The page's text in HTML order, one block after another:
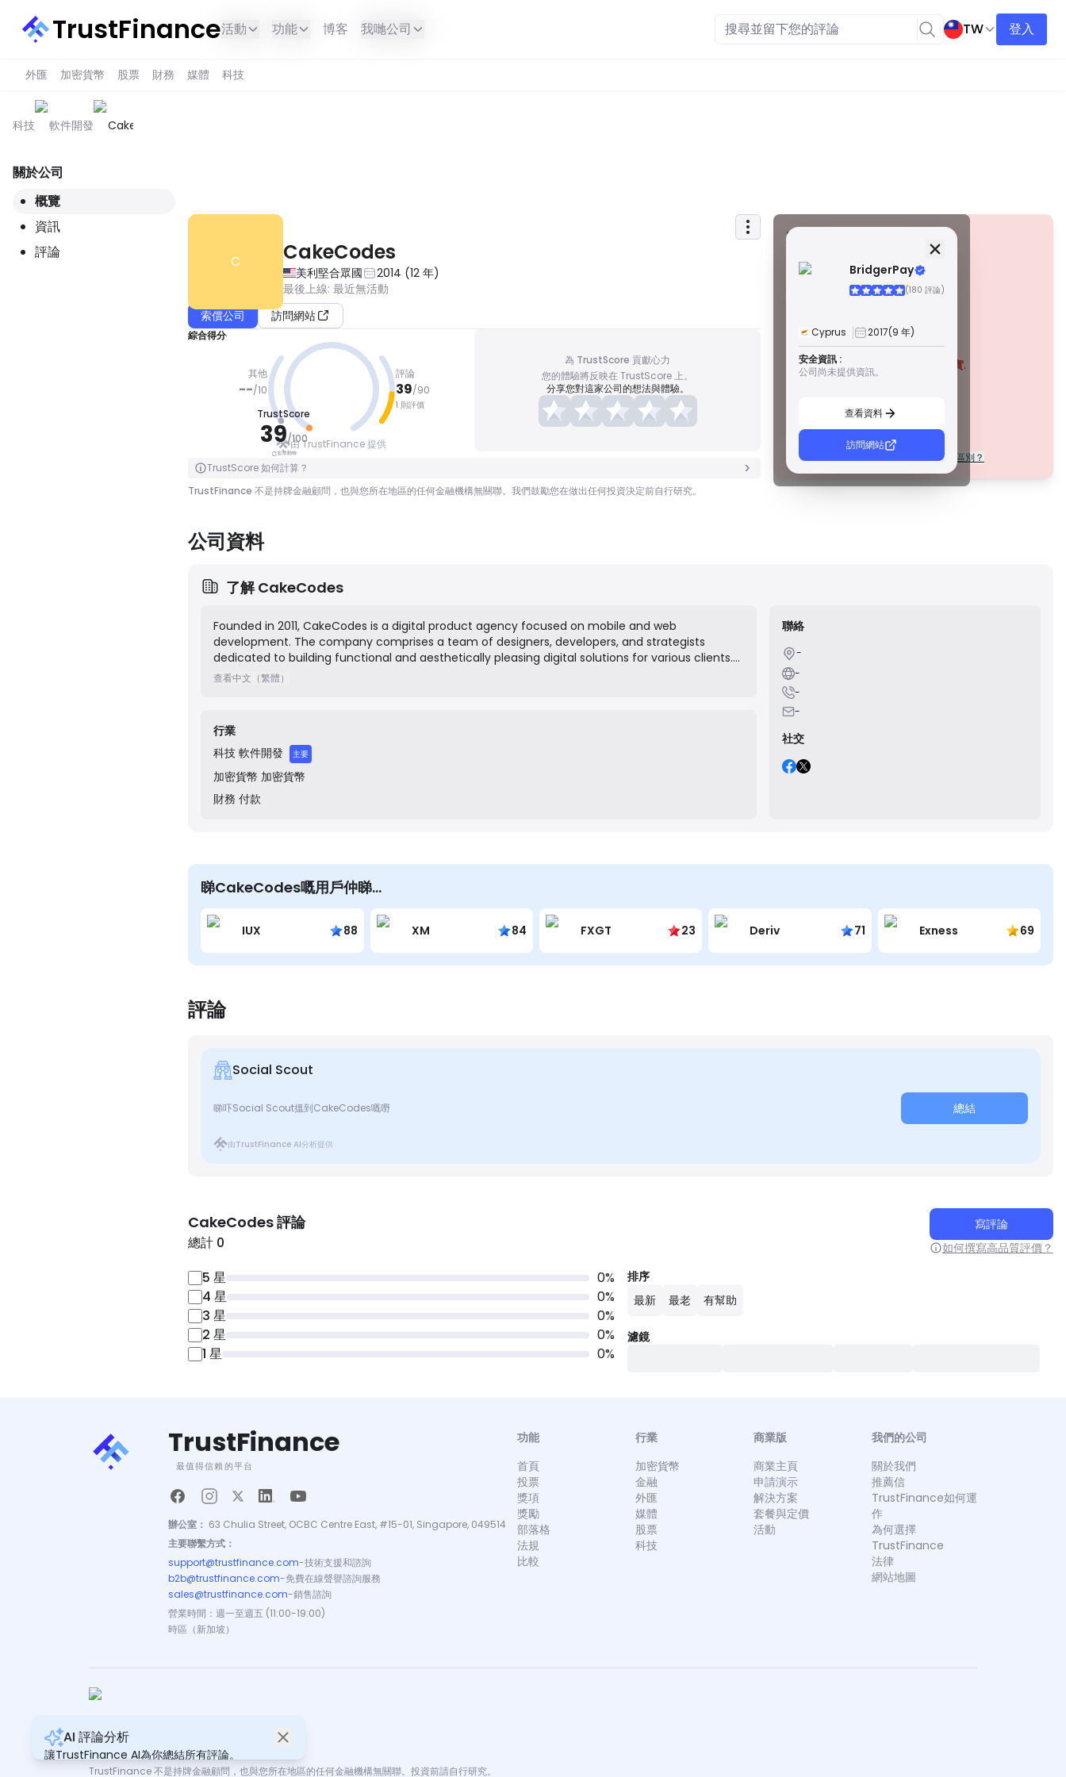
TrustFinance活動 功能 博客 我哋公司 TW 登入
外匯 加密貨幣 股票 財務 媒體 科技
科技 軟件開發 CakeCodes
關於公司
概覽
資訊
評論
C CakeCodes
美利堅合眾國 2014 (12 年)
最後上線: 最近無活動
索償公司
訪問網站
綜合得分
其他
--/10
TrustScore
39/100
點擊翻轉
小心
點擊翻轉
評論
39/90
1 則評價
由 TrustFinance 提供
為 TrustScore 貢獻心力
您的體驗將反映在 TrustScore 上。
分享您對這家公司的想法與體驗。
TrustScore 如何計算？
BridgerPay
(180 評論)
Cyprus 2017(9 年)
安全資訊 :
公司尚未提供資訊。
查看資料
訪問網站
安全資訊
警告
該公司目前 未經證實.
請注意潛在風險！
每個等級的許可證在法規上有什麼區別？
由全球知名監管機構頒發，這些許可證透過嚴格的合規性、
由受尊敬的區域監管機構授予，這些許可證提供強大的安全
措施，例如資金隔離、財務報告和補償計劃。雖然沒有等級 1
那麼嚴格，但它們提供可靠的區域保護。
如最低資本要求和 AML 政策。監管較不嚴格，因此交易者應
謹慎行事並驗證安全措施。
來自監管最少的司法管轄區，這些許可證通常缺乏關鍵保
護，例如資金隔離和保險。雖然它們對營運彈性很有吸引
力，但它們對交易者構成較高的風險。
TrustFinance 不是持牌金融顧問，也與您所在地區的任何金融機構無關聯。我們鼓勵您在做出任何投資決定前自行研究。
公司資料
了解CakeCodes
Founded in 2011, CakeCodes is a digital product agency focused on mobile and web
development. The company comprises a team of designers, developers, and strategists
dedicated to building functional and aesthetically pleasing digital solutions for various clients.
Their core services include custom mobile app development for iOS and Android, responsive
查看中文（繁體）
行業
科技 軟件開發 主要
加密貨幣 加密貨幣
財務 付款
聯絡
-
-
-
-
社交
睇CakeCodes嘅用戶仲睇…
IUX 88 XM 84 FXGT 23 Deriv 71 Exness 69
評論
Social Scout
睇吓Social Scout搵到CakeCodes嘅嘢 總結
由TrustFinance AI分析提供
CakeCodes評論
總計 0
寫評論
如何撰寫高品質評價？
5 星 0%
4 星 0%
3 星 0%
2 星 0%
1 星 0%
排序
最新
最老 有幫助
濾鏡
AI 評論分析
讓TrustFinance AI為你總結所有評論。
TrustFinance
最值得信賴的平台
辦公室： 63 Chulia Street, OCBC Centre East, #15-01, Singapore, 049514
主要聯繫方式：
support@trustfinance.com-技術支援和諮詢
b2b@trustfinance.com-免費在線聲譽諮詢服務
sales@trustfinance.com-銷售諮詢
營業時間：週一至週五 (11:00-19:00)
時區（新加坡）
功能
首頁
投票
獎項
獎勵
部落格
法規
比較
行業
加密貨幣
金融
外匯
媒體
股票
科技
商業版
商業主頁
申請演示
解決方案
套餐與定價
活動
我們的公司
關於我們
推薦信
TrustFinance如何運
作
為何選擇
TrustFinance
法律
網站地圖
版權所有 © TrustFinance 2026 | V.2.0
TrustFinance 不是持牌金融顧問，也與您所在地區的任何金融機構無關聯。投資前請自行研究。